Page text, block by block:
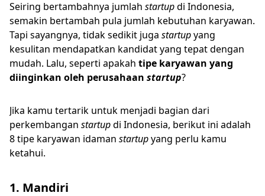
Seiring bertambahnya jumlah startupdi Indonesia,
semakin bertambah pula jumlah kebutuhan karyawan.
Tapi sayangnya, tidak sedikit juga startupyang
kesulitan mendapatkan kandidat yang tepat dengan
mudah. Lalu, seperti apakah tipe karyawan yang
diinginkan oleh perusahaan startup?
Jika kamu tertarik untuk menjadi bagian dari
perkembangan startupdi Indonesia, berikut ini adalah
8 tipe karyawan idaman startupyang perlu kamu
ketahui.
1. Mandiri